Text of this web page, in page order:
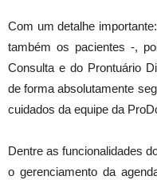
Com um detalhe
também os pacientes -,
Consulta e do Prontuário
de forma absolutamente
cuidados da equipe da
Dentre as funcionalidades
o gerenciamento da